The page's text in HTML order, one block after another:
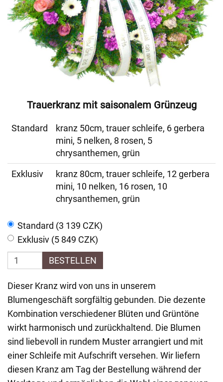
Trauerkranz mit saisonalem Grünzeug
Standard
kranz 50cm, trauer schleife, 6 gerbera
mini, 5 nelken, 8 rosen, 5
chrysanthemen, grün
Exklusiv
kranz 80cm, trauer schleife, 12 gerbera
mini, 10 nelken, 16 rosen, 10
chrysanthemen, grün
Standard (3 139 CZK)
Exklusiv (5 849 CZK)
BESTELLEN
Dieser Kranz wird von uns in unserem
Blumengeschäft sorgfältig gebunden. Die dezente
Kombination verschiedener Blüten und Grüntöne
wirkt harmonisch und zurückhaltend. Die Blumen
sind liebevoll in rundem Muster arrangiert und mit
einer Schleife mit Aufschrift versehen. Wir liefern
diesen Kranz am Tag der Bestellung während der